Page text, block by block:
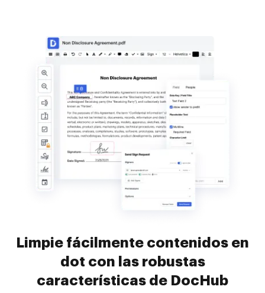
Limpie fácilmente contenidos en
dot con las robustas
características de DocHub